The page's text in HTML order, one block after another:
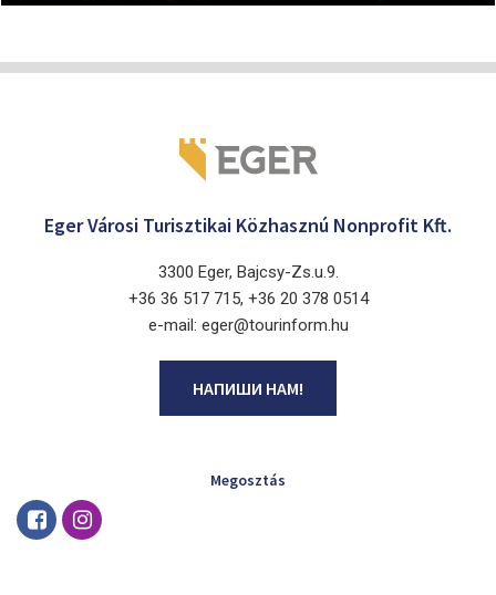
Eger Városi Turisztikai Közhasznú Nonprofit Kft.
3300 Eger, Bajcsy-Zs.u.9.
+36 36 517 715, +36 20 378 0514
e-mail: eger@tourinform.hu
НАПИШИ НАМ!
Megosztás